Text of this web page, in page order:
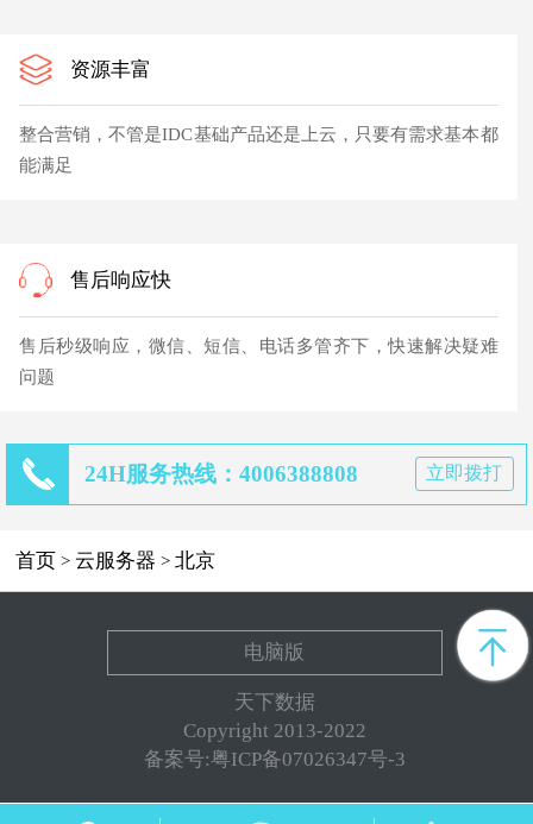
资源丰富
整合营销，不管是IDC基础产品还是上云，只要有需求基本都
能满足
售后响应快
售后秒级响应，微信、短信、电话多管齐下，快速解决疑难
问题
24H服务热线：4006388808 立即拨打
首页 > 云服务器 >北京
电脑版
天下数据
Copyright 2013-2022
备案号:粤ICP备07026347号-3